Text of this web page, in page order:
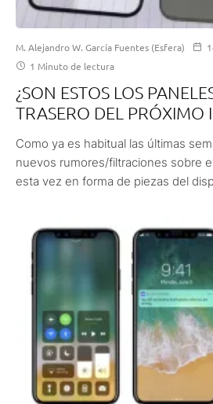
M. Alejandro W. García Fuentes (Esfera)
1 Minuto de lectura
¿SON ESTOS LOS
TRASERO DEL PRÓXIMO
Como ya es habitual las últimas
nuevos rumores/filtraciones sobre
esta vez en forma de piezas del